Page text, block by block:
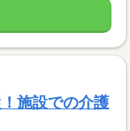
施設での介護